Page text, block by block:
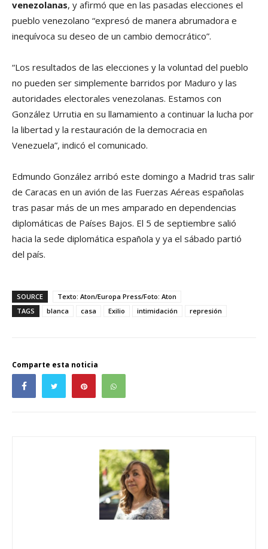
venezolanas, y afirmó que en las pasadas elecciones el
pueblo venezolano “expresó de manera abrumadora e
inequívoca su deseo de un cambio democrático”.
“Los resultados de las elecciones y la voluntad del pueblo
no pueden ser simplemente barridos por Maduro y las
autoridades electorales venezolanas. Estamos con
González Urrutia en su llamamiento a continuar la lucha por
la libertad y la restauración de la democracia en
Venezuela”, indicó el comunicado.
Edmundo González arribó este domingo a Madrid tras salir
de Caracas en un avión de las Fuerzas Aéreas españolas
tras pasar más de un mes amparado en dependencias
diplomáticas de Países Bajos. El 5 de septiembre salió
hacia la sede diplomática española y ya el sábado partió
del país.
SOURCE
Texto: Aton/Europa Press/Foto: Aton
TAGS
blanca casa Exilio intimidación represión
Comparte esta noticia